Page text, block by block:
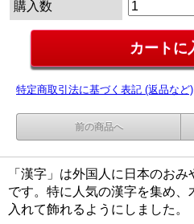
購入数
特定商取引法に基づく表記 (返品など)
前の商品へ
「漢字」は外国人に日本のお
です。特に人気の漢字を集め、
入れて飾れるようにしました。